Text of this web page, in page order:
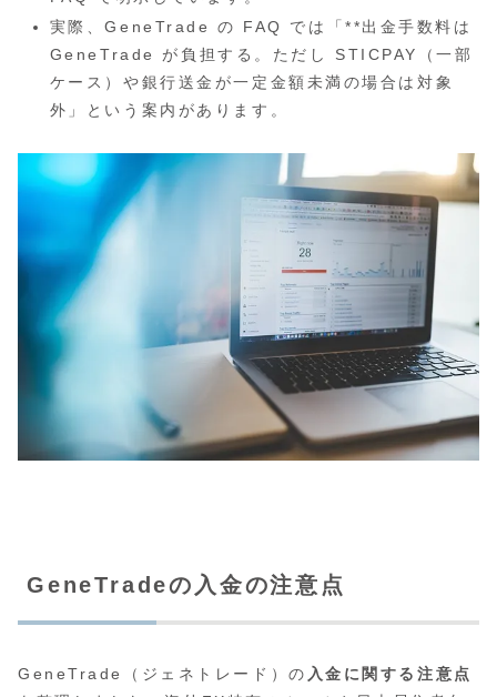
実際、GeneTrade の FAQ では「**出金手数料は
GeneTrade が負担する。ただし STICPAY（一部
ケース）や銀行送金が一定金額未満の場合は対象
外」という案内があります。
GeneTradeの入金の注意点
GeneTrade（ジェネトレード）の 入金に関する注意点